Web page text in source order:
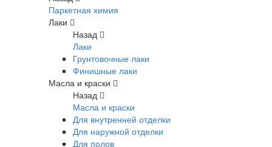
Паркетная химия
Лаки
Назад
Лаки
Грунтовочные лаки
Финишные лаки
Масла и краски
Назад
Масла и краски
Для внутренней отделки
Для наружной отделки
Для полов